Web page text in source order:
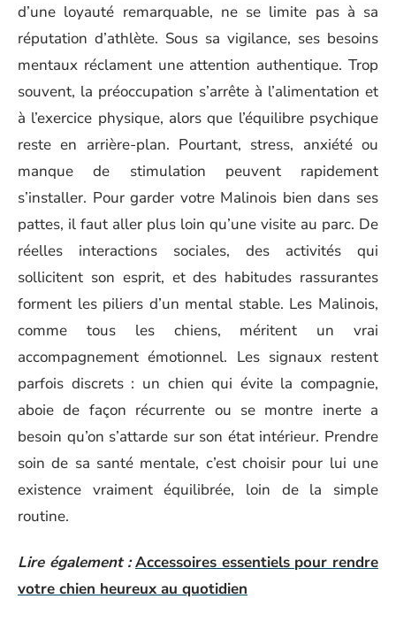
d’une loyauté remarquable, ne se limite pas à sa
réputation d’athlète. Sous sa vigilance, ses besoins
mentaux réclament une attention authentique. Trop
souvent, la préoccupation s’arrête à l’alimentation et
à l’exercice physique, alors que l’équilibre psychique
reste en arrière-plan. Pourtant, stress, anxiété ou
manque de stimulation peuvent rapidement
s’installer. Pour garder votre Malinois bien dans ses
pattes, il faut aller plus loin qu’une visite au parc. De
réelles interactions sociales, des activités qui
sollicitent son esprit, et des habitudes rassurantes
forment les piliers d’un mental stable. Les Malinois,
comme tous les chiens, méritent un vrai
accompagnement émotionnel. Les signaux restent
parfois discrets : un chien qui évite la compagnie,
aboie de façon récurrente ou se montre inerte a
besoin qu’on s’attarde sur son état intérieur. Prendre
soin de sa santé mentale, c’est choisir pour lui une
existence vraiment équilibrée, loin de la simple
routine.
Lire également : Accessoires essentiels pour rendre
votre chien heureux au quotidien